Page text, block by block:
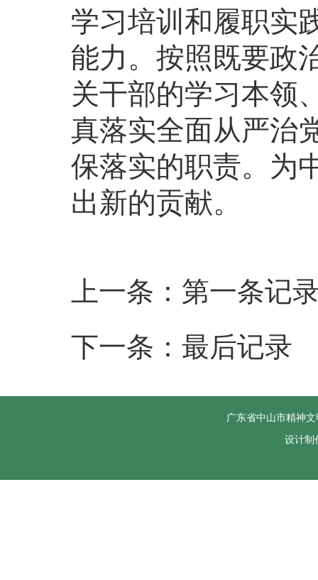
学习培训和履职实
能力。按照既要政
关干部的学习本领
真落实全面从严治
保落实的职责。为
出新的贡献。
上一条：第一条记
下一条：最后记录
广东省中山市精神
设计制